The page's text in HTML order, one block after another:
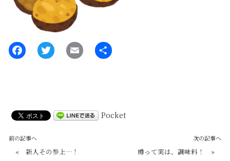
Pocket
前の記事へ
« 新人その参上…！
次の記事へ
樽って実は、調味料！ »